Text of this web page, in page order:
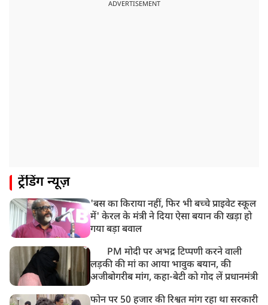
ADVERTISEMENT
ट्रेंडिंग न्यूज़
'बस का किराया नहीं, फिर भी बच्चे प्राइवेट स्कूल
में' केरल के मंत्री ने दिया ऐसा बयान की खड़ा हो
गया बड़ा बवाल
PM मोदी पर अभद्र टिप्पणी करने वाली
लड़की की मां का आया भावुक बयान, की
अजीबोगरीब मांग, कहा-बेटी को गोद लें प्रधानमंत्री
फोन पर 50 हजार की रिश्वत मांग रहा था सरकारी